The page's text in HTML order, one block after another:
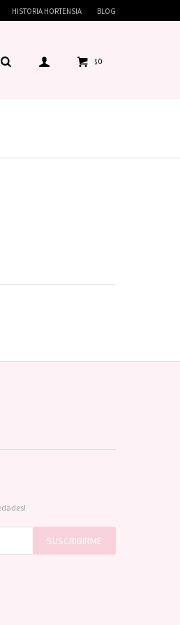
$0
HISTORIA HORTENSIA BLOG
SUSCRIBIRME